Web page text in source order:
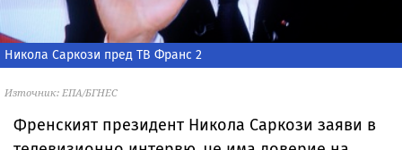
Никола Саркози пред ТВ Франс 2
Източник: ЕПА/БГНЕС
Френският президент Никола Саркози заяви в